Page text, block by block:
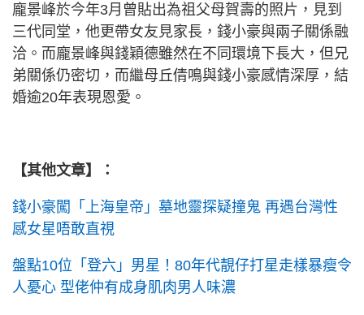
龐景峰於今年3月曾貼出為祖父母賀壽的照片，見到
三代同堂，他更帶女友見家長，錢小豪與兩子關係融
洽。而龐景峰與錢穎德雖然在不同環境下長大，但兄
弟關係仍密切，而繼母丘倩鳴與錢小豪感情深厚，結
婚逾20年表現恩愛。
【其他文章】：
錢小豪闖「上海皇帝」墓地靈探疑撞鬼 再遇台灣性
感女星唔敢直視
盤點10位「登六」男星！80年代靚仔打星走樣暴瘦令
人憂心 型佬仲有成身肌肉男人味濃